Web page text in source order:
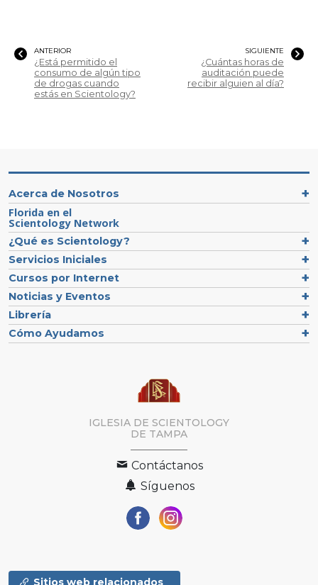
ANTERIOR
¿Está permitido el
consumo de algún tipo
de drogas cuando
estás en Scientology?
SIGUIENTE
¿Cuántas horas de
auditación puede
recibir alguien al día?
Acerca de Nosotros
Florida en el
Scientology Network
¿Qué es Scientology?
Servicios Iniciales
Cursos por Internet
Noticias y Eventos
Librería
Cómo Ayudamos
IGLESIA DE SCIENTOLOGY
DE TAMPA
Contáctanos
Síguenos
Sitios web relacionados